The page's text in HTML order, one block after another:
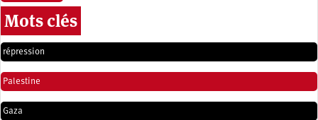
Mots clés
répression
Palestine
Gaza